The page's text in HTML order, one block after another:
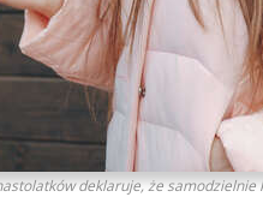
deklaruje, że